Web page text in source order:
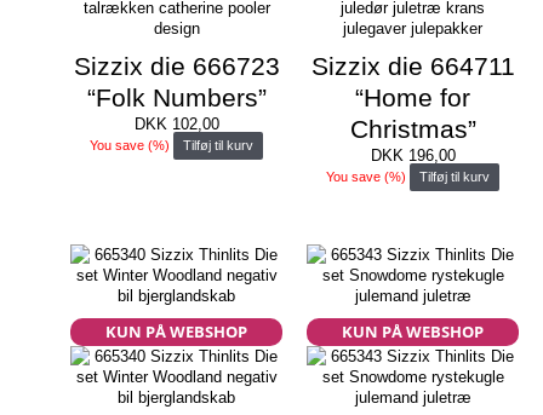
Sizzix die 666723
“Folk Numbers”
DKK102,00
You save(%) Tilføj til kurv
Sizzix die 664711
“Home for
Christmas”
DKK196,00
You save (%) Tilføj til kurv
KUN PÅ WEBSHOP KUN PÅ WEBSHOP